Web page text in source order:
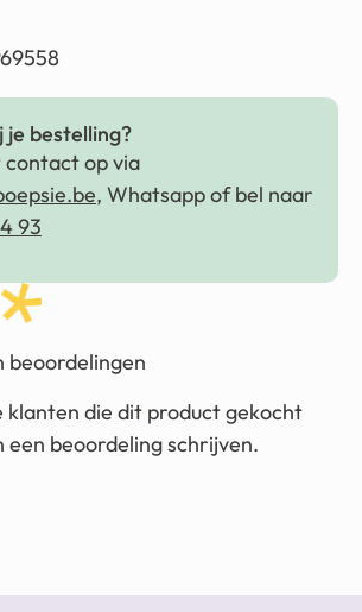
je bestelling?
contact op via
, Whatsapp of bel naar
93
beoordelingen
klanten die dit product gekocht
een beoordeling schrijven.